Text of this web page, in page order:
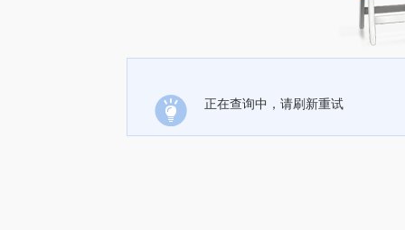
正在查询中，请刷新重试